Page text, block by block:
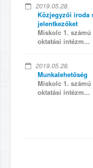
2019.05.28.
Közjegyzői iroda
jelentkezőket
Miskolc 1.
oktatási intézm...
2019.05.28.
Munkalehetőség
Miskolc 1.
oktatási intézm...